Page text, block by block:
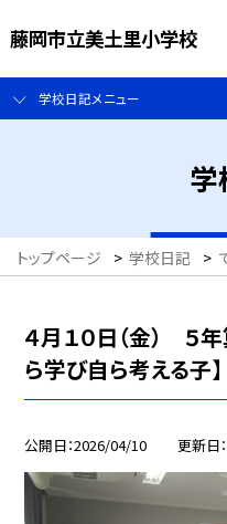
藤岡市立美土里小学校
学校日記メニュー
学
トップページ > 学校日記 >
４月１０日（金） ５
ら学び自ら考える子】
公開日 2026/04/10 更新日